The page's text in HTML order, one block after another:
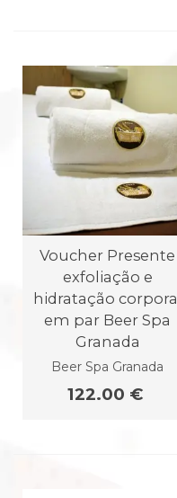
Voucher Presente
exfoliação e
hidratação corporal
em par Beer Spa
Granada
Beer Spa Granada
122.00 €